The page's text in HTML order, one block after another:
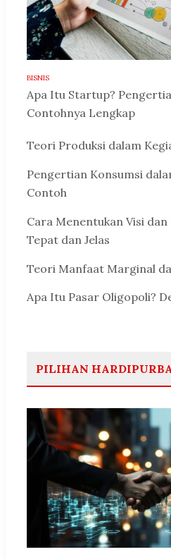
BISNIS
Apa Itu Startup?
Contohnya Lengkap
Teori Produksi dalam
Pengertian Konsumsi
Contoh
Cara Menentukan Visi
Tepat dan Jelas
Teori Manfaat Marginal
Apa Itu Pasar Oligopoli?
PILIHAN